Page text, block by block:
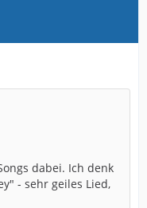
dabei. Ich denk
- sehr geiles Lied,